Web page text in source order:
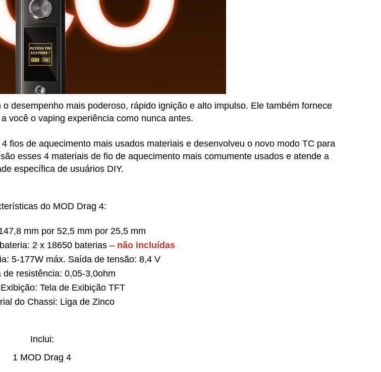
desempenho mais poderoso, rápido ignição e alto impulso. Ele também fornece
você o vaping experiência como nunca antes.
fios de aquecimento mais usados materiais e desenvolveu o novo modo TC para
esses 4 materiais de fio de aquecimento mais comumente usados e atende a
específica de usuários DIY.
do MOD Drag 4:
mm por 52,5 mm por 25,5 mm
2 x 18650 baterias – não incluídas
5-177W máx. Saída de tensão: 8,4 V
de resistência: 0,05-3,0ohm
Tela de Exibição TFT
do Chassi: Liga de Zinco
Inclui:
1 MOD Drag 4